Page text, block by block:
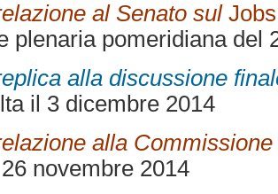
al Senato sul
plenaria pomeridiana del
alla discussione
il 3 dicembre 2014
alla
novembre 2014